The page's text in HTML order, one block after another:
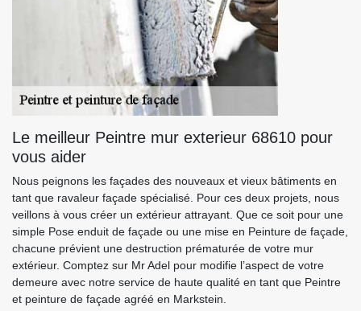
Le meilleur Peintre mur exterieur 68610 pour
vous aider
Nous peignons les façades des nouveaux et vieux bâtiments en
tant que ravaleur façade spécialisé. Pour ces deux projets, nous
veillons à vous créer un extérieur attrayant. Que ce soit pour une
simple Pose enduit de façade ou une mise en Peinture de façade,
chacune prévient une destruction prématurée de votre mur
extérieur. Comptez sur Mr Adel pour modifie l’aspect de votre
demeure avec notre service de haute qualité en tant que Peintre
et peinture de façade agréé en Markstein.